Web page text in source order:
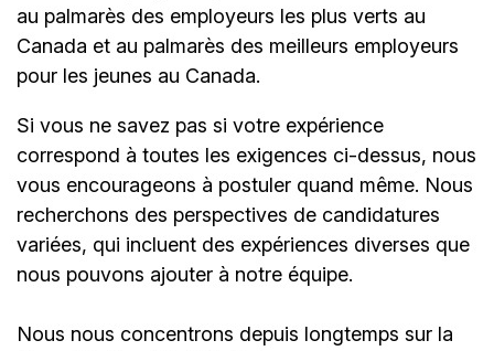
au palmarès des employeurs les plus verts au
Canada et au palmarès des meilleurs employeurs
pour les jeunes au Canada.
Si vous ne savez pas si votre expérience
correspond à toutes les exigences ci-dessus, nous
vous encourageons à postuler quand même. Nous
recherchons des perspectives de candidatures
variées, qui incluent des expériences diverses que
nous pouvons ajouter à notre équipe.
Nous nous concentrons depuis longtemps sur la